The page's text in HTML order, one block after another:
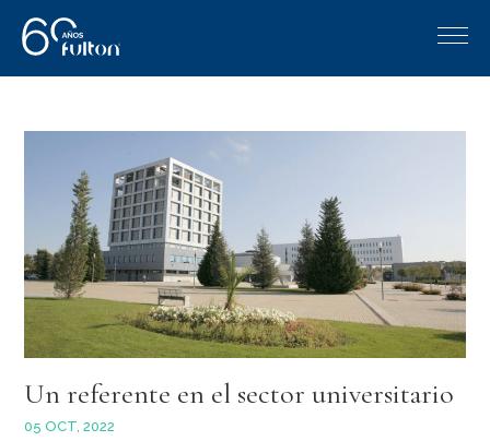
Un referente en el sector universitario
05 OCT, 2022